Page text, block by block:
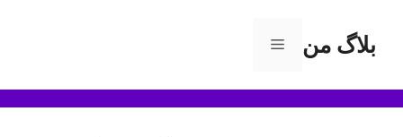
محتوابلاگ من فهرست